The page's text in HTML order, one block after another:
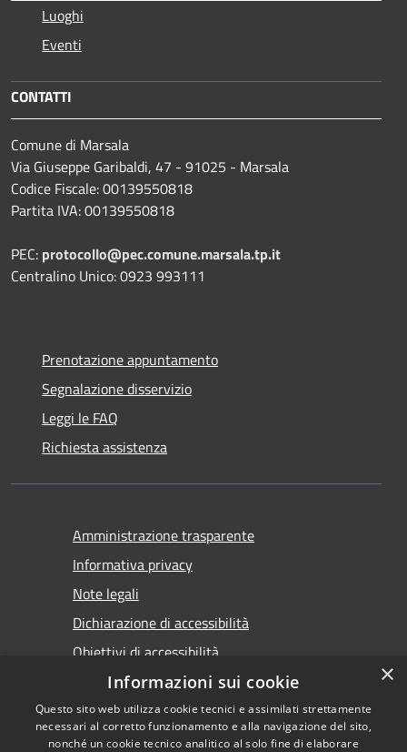
Luoghi
Eventi
CONTATTI
Comune di Marsala
Via Giuseppe Garibaldi, 47 - 91025 - Marsala
Codice Fiscale: 00139550818
Partita IVA: 00139550818
PEC: protocollo@pec.comune.marsala.tp.it
Centralino Unico: 0923 993111
Prenotazione appuntamento
Segnalazione disservizio
Leggi le FAQ
Richiesta assistenza
Amministrazione trasparente
Informativa privacy
Note legali
Dichiarazione di accessibilità
Obiettivi di accessibilità
×
Informazioni sui cookie
Questo sito web utilizza cookie tecnici e assimilati strettamente
necessari al corretto funzionamento e alla navigazione del sito,
nonché un cookie tecnico analitico al solo fine di elaborare